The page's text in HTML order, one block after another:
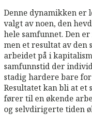
Denne dynamikken
valgt av noen, den
hele samfunnet. Den
men et resultat av den
arbeidet på i
samfunnstid der
stadig hardere bare for
Resultatet kan bli at
fører til en økende
og selvdirigerte tiden